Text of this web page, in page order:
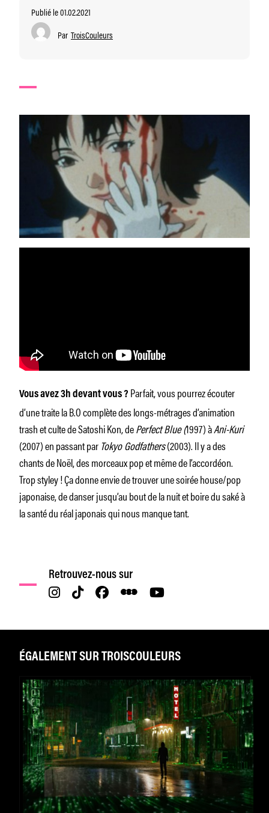
Publié le 01.02.2021
Par TroisCouleurs
Vous avez 3h devant vous ? Parfait, vous pourrez écouter
d’une traite la B.O complète des longs-métrages d’animation
trash et culte de Satoshi Kon, dePerfect Blue (1997) àAni-Kuri
(2007) en passant par Tokyo Godfathers(2003). Il y a des
chants de Noël, des morceaux pop et même de l’accordéon.
Trop styley ! Ça donne envie de trouver une soirée house/pop
japonaise, de danser jusqu’au bout de la nuit et boire du saké à
la santé du réal japonais qui nous manque tant.
Retrouvez-nous sur
ÉGALEMENT SUR TROISCOULEURS